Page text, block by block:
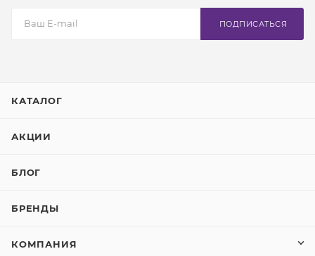
ПОДПИСАТЬСЯ
КАТАЛОГ
АКЦИИ
БЛОГ
БРЕНДЫ
КОМПАНИЯ